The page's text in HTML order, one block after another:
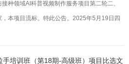
种领域AI科普视频制作服务项目第二轮二、
本项目流标。特此公告。2025年5月19日四
培训班（第18期-高级班）项目比选文